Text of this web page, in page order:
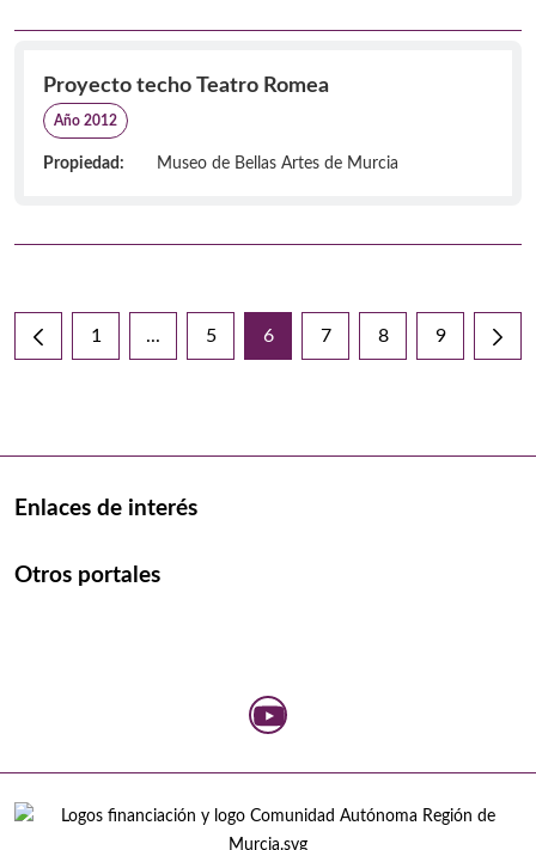
Proyecto techo Teatro Romea
Año 2012
Propiedad: Museo de Bellas Artes de Murcia
1 ...
Páginas intermedias Use TAB para
5 6 7 8
Página
9
Enlaces de interés
Otros portales